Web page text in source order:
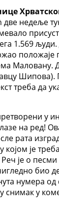
недеље
1.569
Шипова).
треба да
у
на ред!
рата
је
је о
био
нумера
снимак у